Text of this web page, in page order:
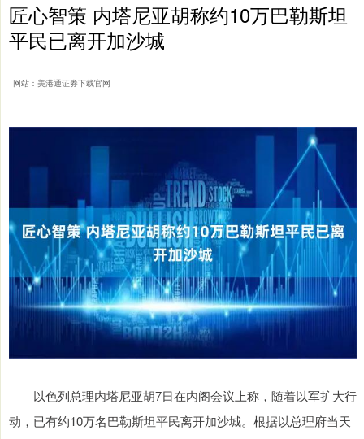
匠心智策 内塔尼亚胡称约10万巴勒斯坦
平民已离开加沙城
网站：美港通证券下载官网
以色列总理内塔尼亚胡7日在内阁会议上称，随着以军扩大行
动，已有约10万名巴勒斯坦平民离开加沙城。根据以总理府当天